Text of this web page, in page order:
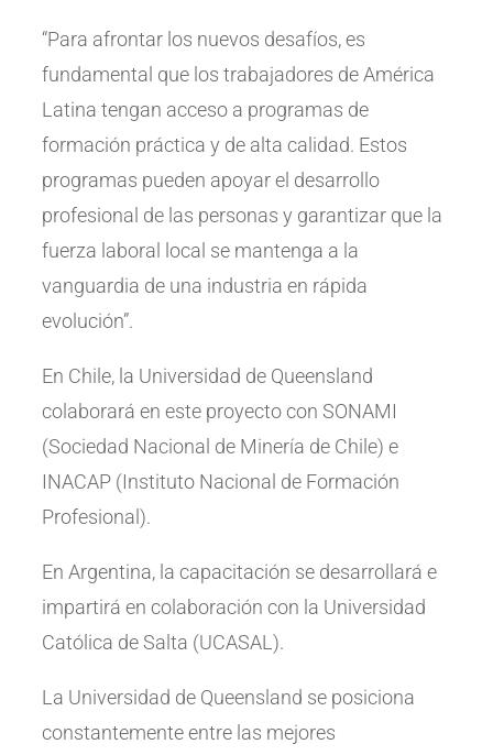
“Para afrontar los nuevos desafíos, es
fundamental que los trabajadores de América
Latina tengan acceso a programas de
formación práctica y de alta calidad. Estos
programas pueden apoyar el desarrollo
profesional de las personas y garantizar que la
fuerza laboral local se mantenga a la
vanguardia de una industria en rápida
evolución”.
En Chile, la Universidad de Queensland
colaborará en este proyecto con SONAMI
(Sociedad Nacional de Minería de Chile) e
INACAP (Instituto Nacional de Formación
Profesional).
En Argentina, la capacitación se desarrollará e
impartirá en colaboración con la Universidad
Católica de Salta (UCASAL).
La Universidad de Queensland se posiciona
constantemente entre las mejores